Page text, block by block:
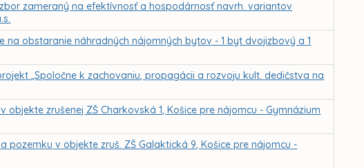
zameraný na efektívnosť a hospodárnosť navrh. variantov
na obstaranie náhradných nájomných bytov - 1 byt dvojizbový a 1
„Spoločne k zachovaniu, propagácii a rozvoju kult. dedičstva na
zrušenej ZŠ Charkovská 1, Košice pre nájomcu - Gymnázium
pozemku v objekte zruš. ZŠ Galaktická 9, Košice pre nájomcu -